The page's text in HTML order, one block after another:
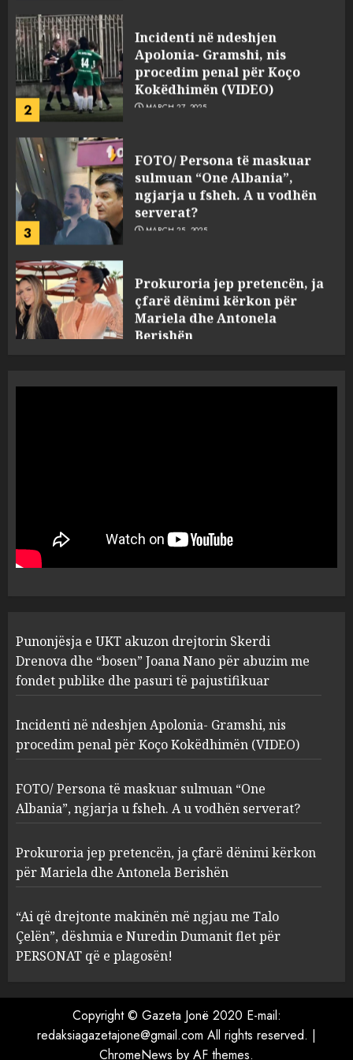
2
procedim penal për Koço
Kokëdhimën (VIDEO)
MARCH 27, 2025
ngjarja u fsheh. A u vodhën
serverat?
MARCH 25, 2025
4
Mariela dhe Antonela
Berishën
MARCH 25, 2025
1
“bosen” Joana Nano për
abuzim me fondet publike dhe
pasuri të pajustifikuar
2
Apolonia- Gramshi, nis
procedim penal për Koço
Kokëdhimën (VIDEO)
MARCH 27, 2025
3
FOTO/ Persona të maskuar
sulmuan “One Albania”,
ngjarja u fsheh. A u vodhën
serverat?
MARCH 25, 2025
4
Prokuroria jep pretencën, ja
çfarë dënimi kërkon për
Berishën
MARCH 25, 2025
ngjau me Talo Çelën”,
dëshmia e Nuredin Dumanit
flet për PERSONAT që e
Punonjësja e UKT akuzon drejtorin Skerdi
Drenova dhe “bosen” Joana Nano për abuzim me
fondet publike dhe pasuri të pajustifikuar
Incidenti në ndeshjen Apolonia- Gramshi, nis
procedim penal për Koço Kokëdhimën (VIDEO)
FOTO/ Persona të maskuar sulmuan “One
Albania”, ngjarja u fsheh. A u vodhën serverat?
Prokuroria jep pretencën, ja çfarë dënimi kërkon
për Mariela dhe Antonela Berishën
“Ai që drejtonte makinën më ngjau me Talo
Çelën”, dëshmia e Nuredin Dumanit flet për
PERSONAT që e plagosën!
Copyright © Gazeta Jonë 2020 E-mail:
redaksiagazetajone@gmail.com All rights reserved. |
ChromeNews by AF themes.